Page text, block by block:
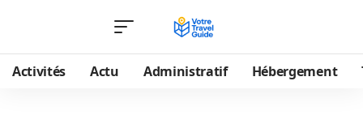
Activités Actu Administratif Hébergement